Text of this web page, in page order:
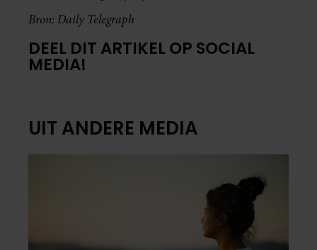
Bron: Daily Telegraph
DEEL DIT ARTIKEL OP SOCIAL
MEDIA!
UIT ANDERE MEDIA